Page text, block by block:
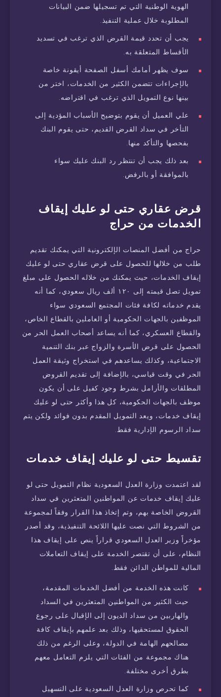
الهوية الوطنية التي تم تسجيلها ضمن البيانات
المطلوبة خلال عملية التنفيذ.
يجب أن تحدد قيمة القرض الذي ترغب في تسديد
الأقساط المتعلقة به.
سوف يظهر أمامك أسفل الصفحة أيقونة خاصة
بالإجراءات تتضمن الكثير من الخدمات، اختر من
بينها نوع التمويل الذي ترغب في اقتراضه.
علي العميل أن يقوم بتوضيح الأسباب المؤدية إلى
التأخر في سداد القرض القديم، حتى يقوم البنك
بفحصها والتأكد منها.
بعد ذلك يجب أن تنتظر رد البنك عليك سواء
بالموافقة أو بالرفض.
قرض عقاري حتى لو عليك إيقاف
الخدمات من حراج
حراج من أفضل المنصات الإلكترونية التي يمكنك تقديم
طلب من خلالها للحصول على قرض عقاري حتى لو عليك
إيقاف الخدمات، حيث يمكنك من خلاله الحصول على مبلغ
تمويل تصل قيمته إلى ١٢٠ ألف ريال سعودي، كما أنه
يقدم خدماته لكافة فئات المجتمع السعودي سواء
الموظفين بالجهات الحكومية أو العاملين بالقطاع الخاص،
والقطاع العسكري، كما أنه يساعد أصحاب العمل الحر من
الحصول على قرض الأسرة والزواج عبر بنك التنمية
الاجتماعية، وكذلك يساعدهم في استخراج وثيقة العمل
الحر في وقت قياسي، بالإضافة إلى تقديم القروض
المطلقات والأرامل بشرط وجود كفيل على أن يكون
موظف بالجهات الحكومية، كل هذا وأكثر حتى لو عليك
إيقاف خدمات، ويعد التمويل المقدم بدون فوائد ولكن يتم
سداد الرسوم الإدارية فقط.
تقسيط حتى لو عليك إيقاف خدمات
لقد اعتمدت وزارة العدل السعودية نظام التمويل حتى لو
عليك إيقاف خدمات عن المواطنين المتعثرين في سداد
القروض الخاصة بهم، وتم إتخاذ هذا القرار وفقاً لمجموعة
من الشروط التي نصت عليها اللائحة التنفيذية، وقد أصدر
مؤخراً وزير العدل السعودي قراراً ينص على إيقاف هذا
النظام، على أن تقتصر الخدمة على إيقاف التعاملات
المالية للمواطن الدائن فقط.
كانت هذه الخدمة من أفضل الخدمات المقدمة،
حيث الكثير من المواطنين المتعثرين في السداد
والهاربين من سداد الديون إلى الإقبال على رجوع
الحقوق لمستحقيها، وذلك بعد علمهم بإيقاف كافة
مصالحهم الهامة في الدولة، وعلى الرغم من ذلك
هناك مجموعة من الفئات التي يلزم التعامل معهم
بطرق أخرى مختلفة.
كما تحرص وزارة العدل السعودية على التسهيل